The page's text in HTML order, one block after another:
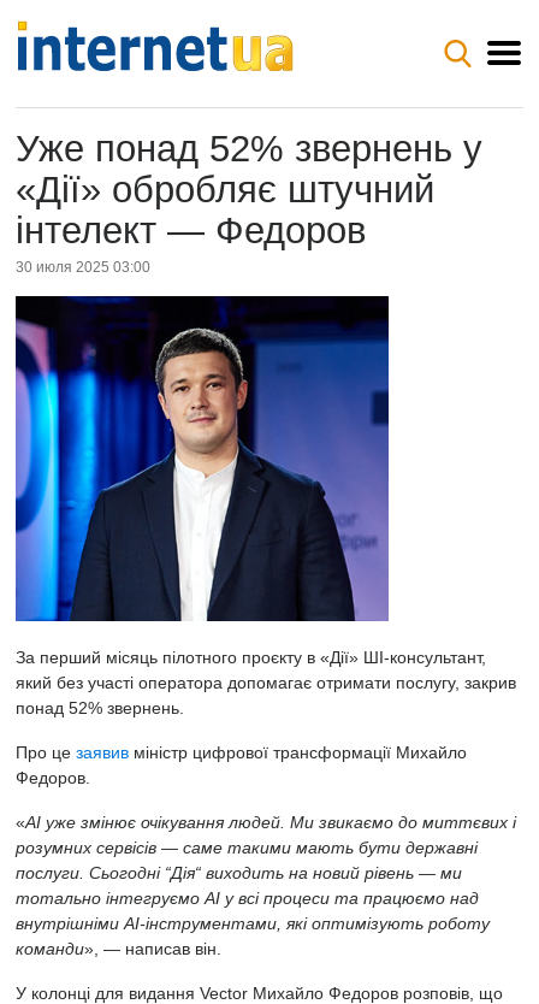
Уже понад 52% звернень у
«Дії» обробляє штучний
інтелект — Федоров
30 июля 2025 03:00
За перший місяць пілотного проєкту в «Дії» ШІ-консультант,
який без участі оператора допомагає отримати послугу, закрив
понад 52% звернень.
Про це заявив міністр цифрової трансформації Михайло
Федоров.
«AI уже змінює очікування людей. Ми звикаємо до миттєвих і
розумних сервісів — саме такими мають бути державні
послуги. Сьогодні “Дія“ виходить на новий рівень — ми
тотально інтегруємо АІ у всі процеси та працюємо над
внутрішніми AI-інструментами, які оптимізують роботу
команди», — написав він.
У колонці для видання Vector Михайло Федоров розповів, що